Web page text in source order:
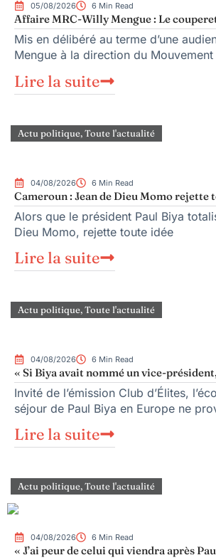
05/08/2026 6 Min Read
Affaire MRC-Willy Mengue : Le
Mis en délibéré au terme d’une
Mengue à la direction du
Lire la suite
Actu politique,Toute l'actualité
04/08/2026 6 Min Read
Cameroun : Jean de Dieu Momo rejette
Alors que le président Paul Biya
Dieu Momo, rejette toute idée
Lire la suite
Actu politique,Toute l'actualité
04/08/2026 6 Min Read
« Si Biya avait nommé un vice-
Invité de l’émission Club d’Élites,
séjour de Paul Biya en Europe ne
Lire la suite
Actu politique,Toute l'actualité
04/08/2026 6 Min Read
« J’ai peur de celui qui viendra après